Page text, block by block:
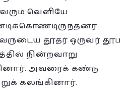
வெளியே
தூதர் ஒருவர் தூப
நின்றவாறு
அவரைக் கண்டு
கலங்கினார்.